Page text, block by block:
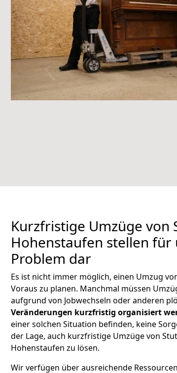
Kurzfristige Umzüge von
Hohenstaufen stellen für
Problem dar
Es ist nicht immer möglich, einen Umzug
Voraus zu planen. Manchmal müssen
aufgrund von Jobwechseln oder anderen
Veränderungen kurzfristig organisiert
einer solchen Situation befinden, keine
der Lage, auch kurzfristige Umzüge von
Hohenstaufen zu lösen.
Wir verfügen über ausreichende